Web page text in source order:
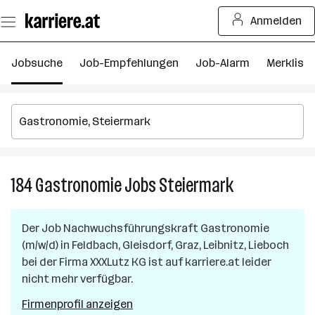
Seiteninhalt
springen
Anmelden
Jobsuche Job-Empfehlungen Job-Alarm Merkliste
184GastronomieJobsSteiermark184
in
Steiermark
Der Job Nachwuchsführungskraft Gastronomie
(m/w/d) in Feldbach, Gleisdorf, Graz, Leibnitz, Lieboch
bei der Firma XXXLutz KG ist auf karriere.at leider
nicht mehr verfügbar.
Firmenprofil anzeigen